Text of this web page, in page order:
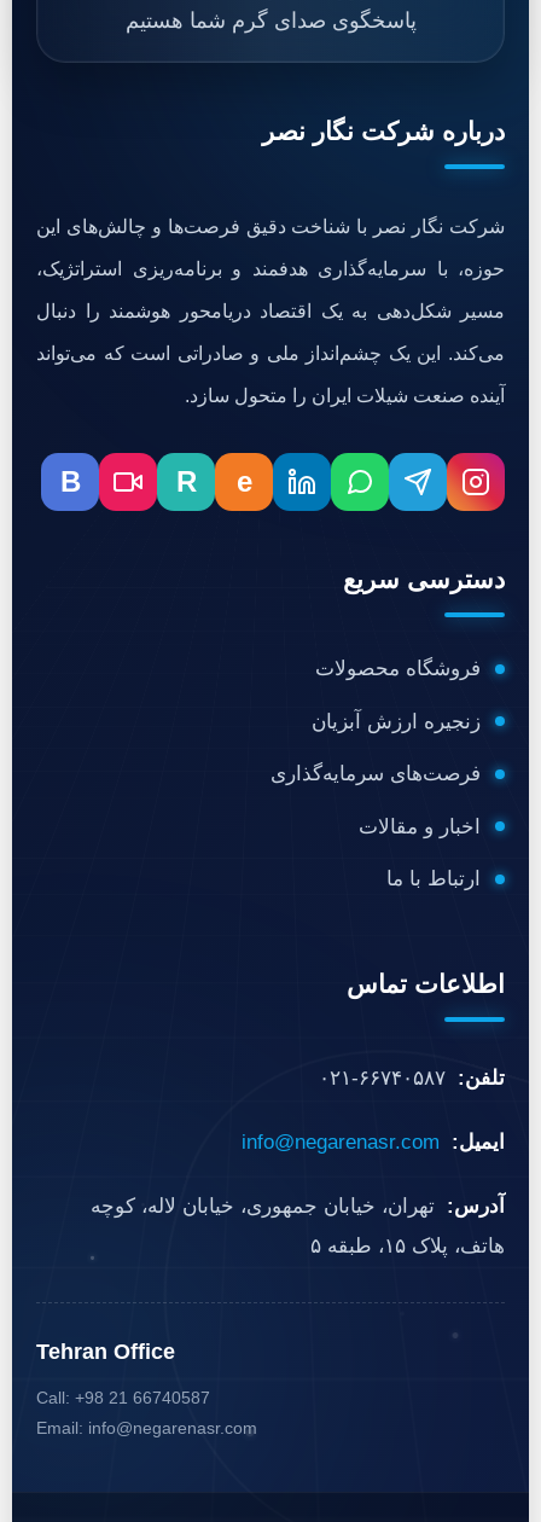
پاسخگوی صدای گرم شما هستیم
درباره شرکت نگار نصر
شرکت نگار نصر با شناخت دقیق فرصت‌ها و چالش‌های این
حوزه، با سرمایه‌گذاری هدفمند و برنامه‌ریزی استراتژیک،
مسیر شکل‌دهی به یک اقتصاد دریامحور هوشمند را دنبال
می‌کند. این یک چشم‌انداز ملی و صادراتی است که می‌تواند
آینده صنعت شیلات ایران را متحول سازد.
e
R
B
دسترسی سریع
فروشگاه محصولات
زنجیره ارزش آبزیان
فرصت‌های سرمایه‌گذاری
اخبار و مقالات
ارتباط با ما
اطلاعات تماس
تلفن: ۰۲۱-۶۶۷۴۰۵۸۷
ایمیل: info@negarenasr.com
آدرس: تهران، خیابان جمهوری، خیابان لاله، کوچه
هاتف، پلاک ۱۵، طبقه ۵
Tehran Office
Call: +98 21 66740587
Email: info@negarenasr.com